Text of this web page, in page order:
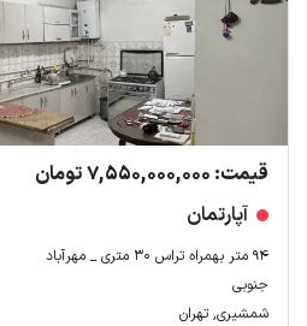
قیمت: 7,550,000,000 تومان
آپارتمان
۹۴ متر بهمراه تراس ۳۰ متری _ مهرآباد
جنوبی
شمشیری, تهران